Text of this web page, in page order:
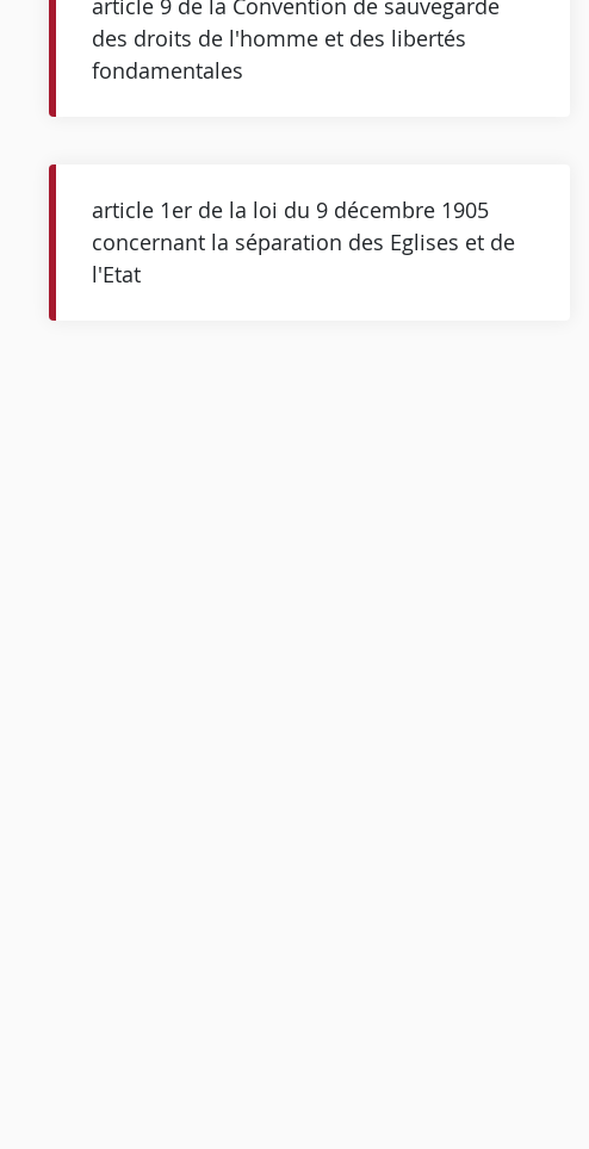
article 9 de la Convention de sauvegarde
des droits de l'homme et des libertés
fondamentales
article 1er de la loi du 9 décembre 1905
concernant la séparation des Eglises et de
l'Etat